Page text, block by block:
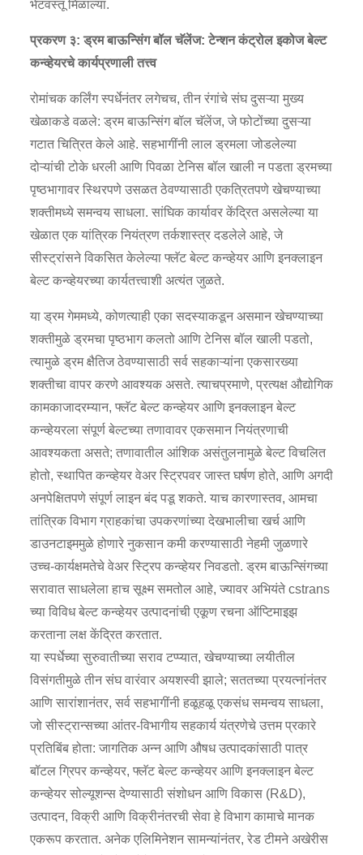
भेटवस्तू मिळाल्या.
प्रकरण ३: ड्रम बाऊन्सिंग बॉल चॅलेंज: टेन्शन कंट्रोल इकोज बेल्ट
कन्व्हेयरचे कार्यप्रणाली तत्त्व
रोमांचक कर्लिंग स्पर्धेनंतर लगेचच, तीन रंगांचे संघ दुसऱ्या मुख्य
खेळाकडे वळले: ड्रम बाऊन्सिंग बॉल चॅलेंज, जे फोटोंच्या दुसऱ्या
गटात चित्रित केले आहे. सहभागींनी लाल ड्रमला जोडलेल्या
दोऱ्यांची टोके धरली आणि पिवळा टेनिस बॉल खाली न पडता ड्रमच्या
पृष्ठभागावर स्थिरपणे उसळत ठेवण्यासाठी एकत्रितपणे खेचण्याच्या
शक्तीमध्ये समन्वय साधला. सांघिक कार्यावर केंद्रित असलेल्या या
खेळात एक यांत्रिक नियंत्रण तर्कशास्त्र दडलेले आहे, जे
सीस्ट्रांसने विकसित केलेल्या फ्लॅट बेल्ट कन्व्हेयर आणि इनक्लाइन
बेल्ट कन्व्हेयरच्या कार्यतत्त्वाशी अत्यंत जुळते.
या ड्रम गेममध्ये, कोणत्याही एका सदस्याकडून असमान खेचण्याच्या
शक्तीमुळे ड्रमचा पृष्ठभाग कलतो आणि टेनिस बॉल खाली पडतो,
त्यामुळे ड्रम क्षैतिज ठेवण्यासाठी सर्व सहकाऱ्यांना एकसारख्या
शक्तीचा वापर करणे आवश्यक असते. त्याचप्रमाणे, प्रत्यक्ष औद्योगिक
कामकाजादरम्यान, फ्लॅट बेल्ट कन्व्हेयर आणि इनक्लाइन बेल्ट
कन्व्हेयरला संपूर्ण बेल्टच्या तणावावर एकसमान नियंत्रणाची
आवश्यकता असते; तणावातील आंशिक असंतुलनामुळे बेल्ट विचलित
होतो, स्थापित कन्व्हेयर वेअर स्ट्रिपवर जास्त घर्षण होते, आणि अगदी
अनपेक्षितपणे संपूर्ण लाइन बंद पडू शकते. याच कारणास्तव, आमचा
तांत्रिक विभाग ग्राहकांचा उपकरणांच्या देखभालीचा खर्च आणि
डाउनटाइममुळे होणारे नुकसान कमी करण्यासाठी नेहमी जुळणारे
उच्च-कार्यक्षमतेचे वेअर स्ट्रिप कन्व्हेयर निवडतो. ड्रम बाऊन्सिंगच्या
सरावात साधलेला हाच सूक्ष्म समतोल आहे, ज्यावर अभियंते cstrans
च्या विविध बेल्ट कन्व्हेयर उत्पादनांची एकूण रचना ऑप्टिमाइझ
करताना लक्ष केंद्रित करतात.
या स्पर्धेच्या सुरुवातीच्या सराव टप्प्यात, खेचण्याच्या लयीतील
विसंगतीमुळे तीन संघ वारंवार अयशस्वी झाले; सततच्या प्रयत्नांनंतर
आणि सारांशानंतर, सर्व सहभागींनी हळूहळू एकसंध समन्वय साधला,
जो सीस्ट्रान्सच्या आंतर-विभागीय सहकार्य यंत्रणेचे उत्तम प्रकारे
प्रतिबिंब होता: जागतिक अन्न आणि औषध उत्पादकांसाठी पात्र
बॉटल ग्रिपर कन्व्हेयर, फ्लॅट बेल्ट कन्व्हेयर आणि इनक्लाइन बेल्ट
कन्व्हेयर सोल्यूशन्स देण्यासाठी संशोधन आणि विकास (R&D),
उत्पादन, विक्री आणि विक्रीनंतरची सेवा हे विभाग कामाचे मानक
एकरूप करतात. अनेक एलिमिनेशन सामन्यांनंतर, रेड टीमने अखेरीस